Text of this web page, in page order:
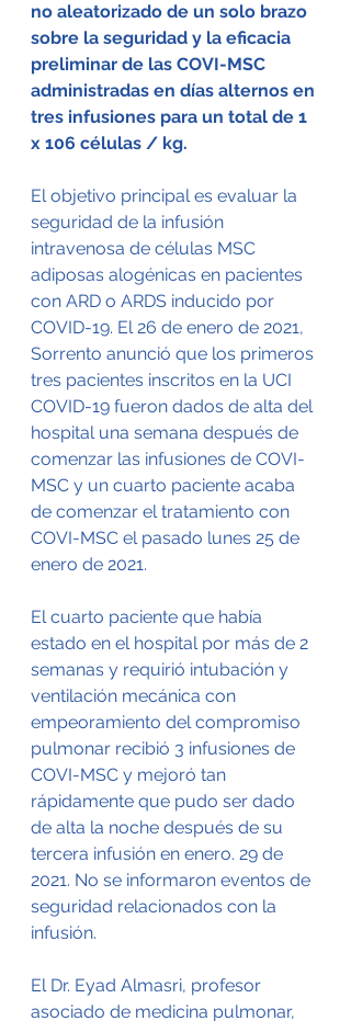
no aleatorizado de un solo brazo
sobre la seguridad y la eficacia
preliminar de las COVI-MSC
administradas en días alternos en
tres infusiones para un total de 1
x 106 células / kg.
El objetivo principal es evaluar la
seguridad de la infusión
intravenosa de células MSC
adiposas alogénicas en pacientes
con ARD o ARDS inducido por
COVID-19. El 26 de enero de 2021,
Sorrento anunció que los primeros
tres pacientes inscritos en la UCI
COVID-19 fueron dados de alta del
hospital una semana después de
comenzar las infusiones de COVI-
MSC y un cuarto paciente acaba
de comenzar el tratamiento con
COVI-MSC el pasado lunes 25 de
enero de 2021.
El cuarto paciente que había
estado en el hospital por más de 2
semanas y requirió intubación y
ventilación mecánica con
empeoramiento del compromiso
pulmonar recibió 3 infusiones de
COVI-MSC y mejoró tan
rápidamente que pudo ser dado
de alta la noche después de su
tercera infusión en enero. 29 de
2021. No se informaron eventos de
seguridad relacionados con la
infusión.
El Dr. Eyad Almasri, profesor
asociado de medicina pulmonar,